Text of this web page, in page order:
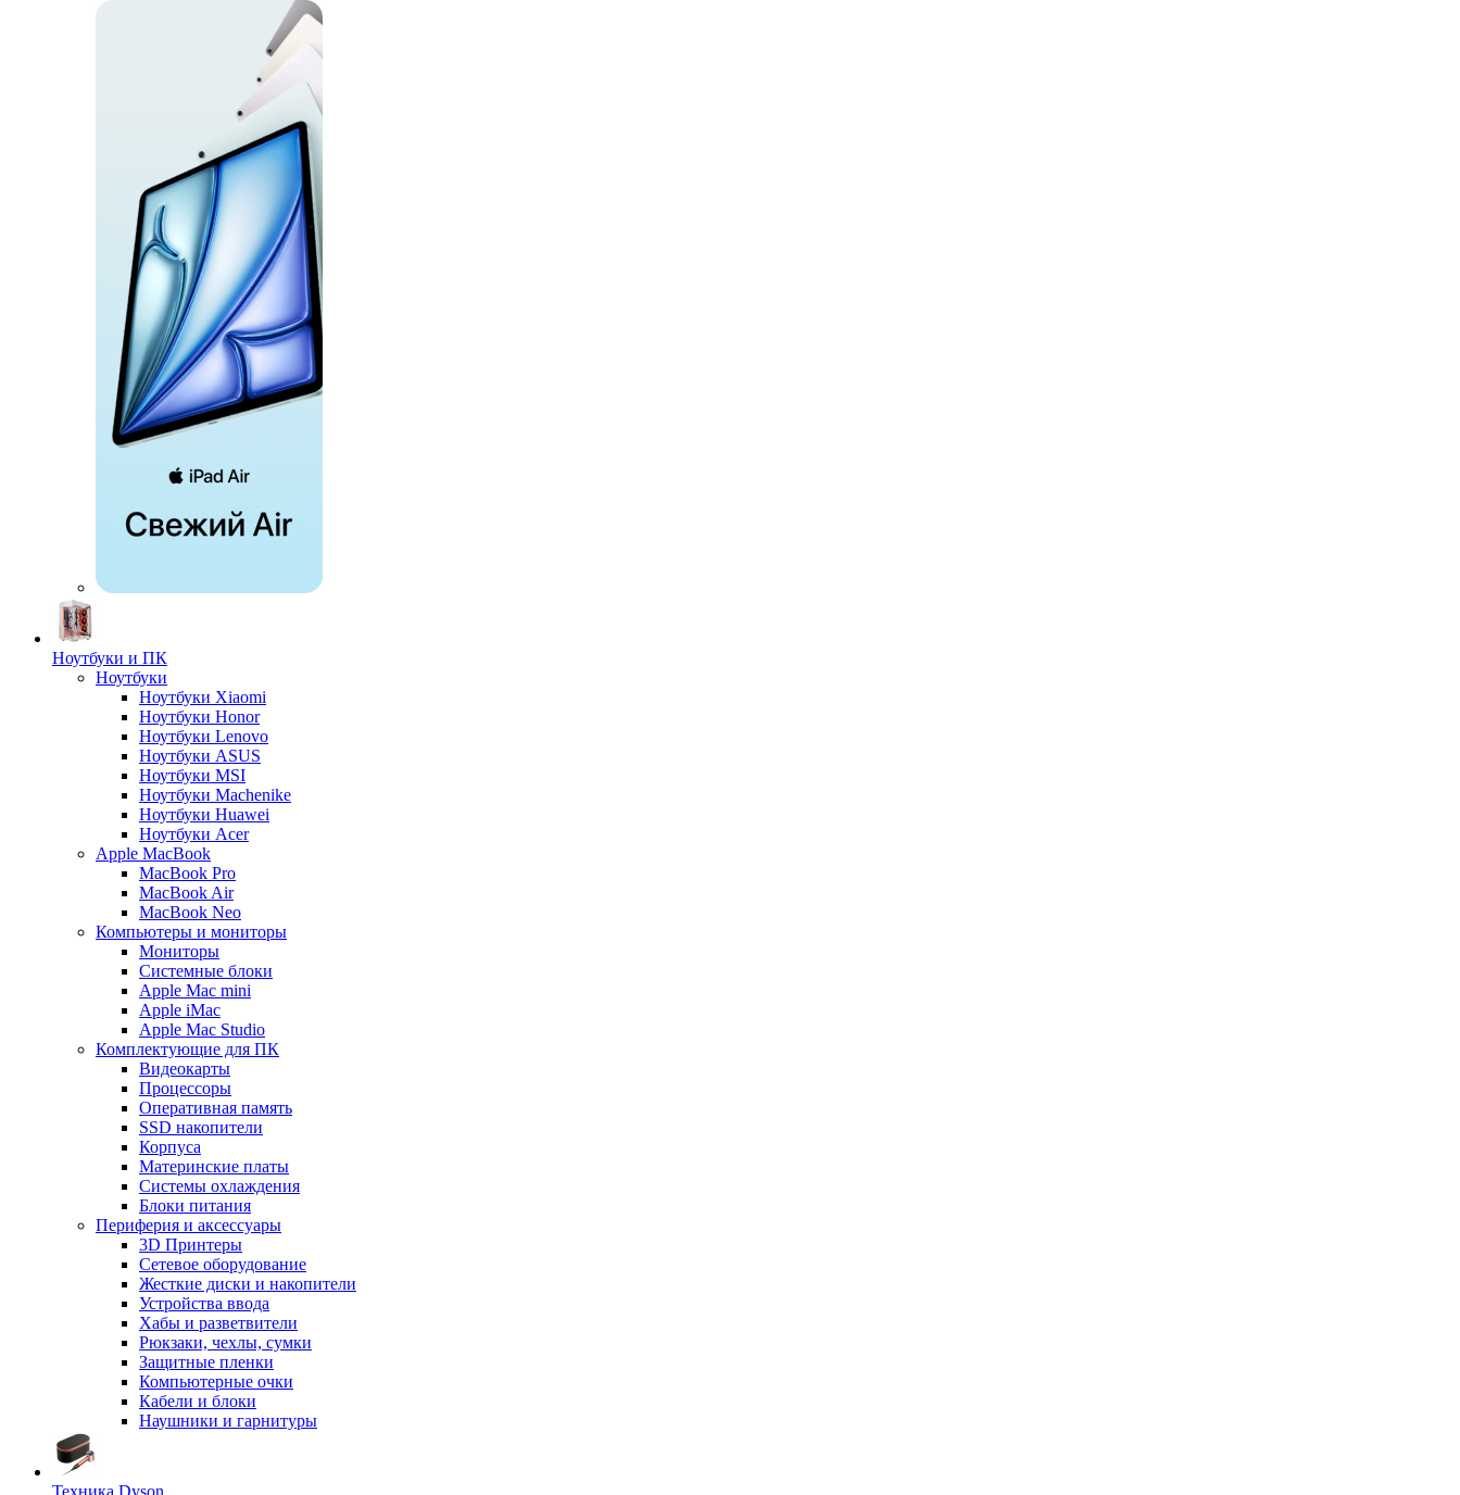
Ноутбуки и ПК
Ноутбуки
Ноутбуки Xiaomi
Ноутбуки Honor
Ноутбуки Lenovo
Ноутбуки ASUS
Ноутбуки MSI
Ноутбуки Machenike
Ноутбуки Huawei
Ноутбуки Acer
Apple MacBook
MacBook Pro
MacBook Air
MacBook Neo
Компьютеры и мониторы
Мониторы
Системные блоки
Apple Mac mini
Apple iMac
Apple Mac Studio
Комплектующие для ПК
Видеокарты
Процессоры
Оперативная память
SSD накопители
Корпуса
Материнские платы
Системы охлаждения
Блоки питания
Периферия и аксессуары
3D Принтеры
Сетевое оборудование
Жесткие диски и накопители
Устройства ввода
Хабы и разветвители
Рюкзаки, чехлы, сумки
Защитные пленки
Компьютерные очки
Кабели и блоки
Наушники и гарнитуры
Техника Dyson